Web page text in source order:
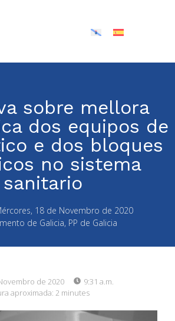
sobre mellora
dos equipos de
e dos bloques
no sistema
sanitario
18 de Novembro de 2020
de Galicia, PP de Galicia
de 2020
9:31 a.m.
aproximada: 2 minutes